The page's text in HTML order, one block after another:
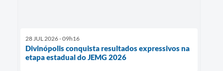
28 JUL 2026 - 09h16
Divinópolis conquista resultados expressivos na
etapa estadual do JEMG 2026